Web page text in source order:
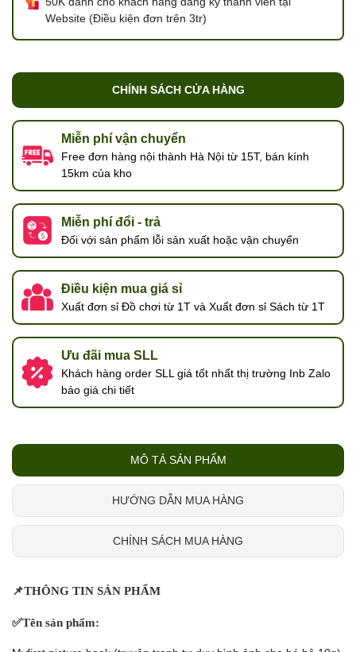
Website (Điều kiện đơn trên 3tr)
CHÍNH SÁCH CỬA HÀNG
Miễn phí vận chuyển
Free đơn hàng nội thành Hà Nội từ 15T, bán kính
15km của kho
Miễn phí đổi - trả
Đối với sản phẩm lỗi sản xuất hoặc vận chuyển
Điều kiện mua giá sỉ
Xuất đơn sỉ Đồ chơi từ 1T và Xuất đơn sỉ Sách từ 1T
Ưu đãi mua SLL
Khách hàng order SLL giá tốt nhất thị trường Inb Zalo
báo giá chi tiết
MÔ TẢ SẢN PHẨM
HƯỚNG DẪN MUA HÀNG
CHÍNH SÁCH MUA HÀNG
📌THÔNG TIN SẢN PHẨM
✅Tên sản phẩm: